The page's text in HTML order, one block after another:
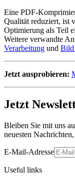
Eine PDF-
Qualität reduziert, ist
Optimierung als Teil
Weitere verwandte
Verarbeitung und Bild
Jetzt ausprobieren:
Jetzt
Bleiben Sie mit uns
neuesten
E-Mail-Adresse
Useful links